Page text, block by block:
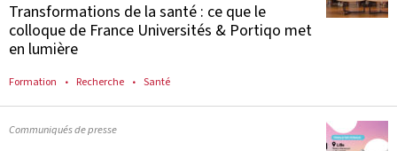
Transformations de la santé : ce que le
colloque de France Universités & Portiqo met
en lumière
Formation Recherche Santé
Communiqués de presse